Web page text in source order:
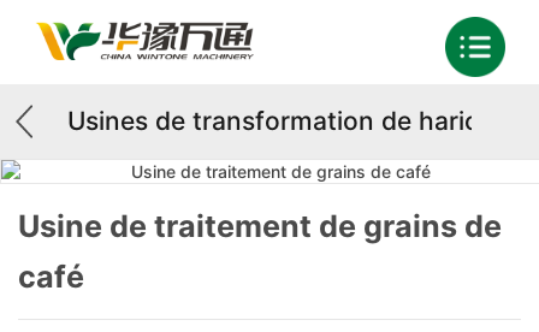
Usines de transformation de haricots
Usine de traitement de grains de
café